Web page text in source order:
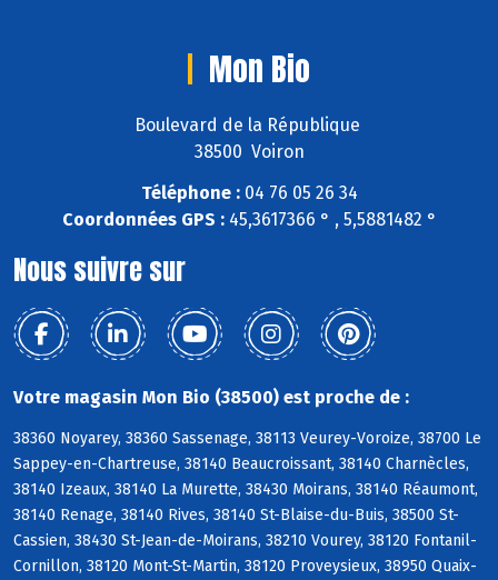
Mon Bio
Boulevard de la République
38500 Voiron
Téléphone :04 76 05 26 34
Coordonnées GPS :45,3617366 ° , 5,5881482 °
Nous suivre sur
Votre magasin Mon Bio (38500) est proche de :
38360 Noyarey, 38360 Sassenage, 38113 Veurey-Voroize, 38700 Le
Sappey-en-Chartreuse, 38140 Beaucroissant, 38140 Charnècles,
38140 Izeaux, 38140 La Murette, 38430 Moirans, 38140 Réaumont,
38140 Renage, 38140 Rives, 38140 St-Blaise-du-Buis, 38500 St-
Cassien, 38430 St-Jean-de-Moirans, 38210 Vourey, 38120 Fontanil-
Cornillon, 38120 Mont-St-Martin, 38120 Proveysieux, 38950 Quaix-